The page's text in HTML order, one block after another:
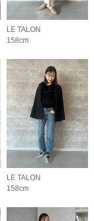
LE TALON
158cm
LE TALON
158cm